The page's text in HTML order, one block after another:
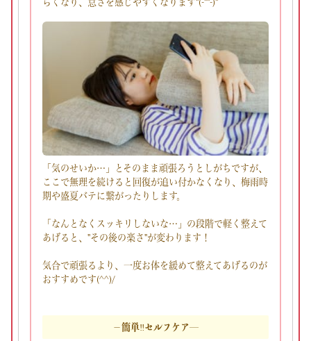
「気のせいか…」とそのまま頑張ろうとしがちですが、
ここで無理を続けると回復が追い付かなくなり、梅雨時
期や盛夏バテに繋がったりします。
「なんとなくスッキリしないな…」の段階で軽く整えて
あげると、"その後の楽さ"が変わります！
気合で頑張るより、一度お体を緩めて整えてあげるのが
おすすめです(^^)/
－簡単‼セルフケア―